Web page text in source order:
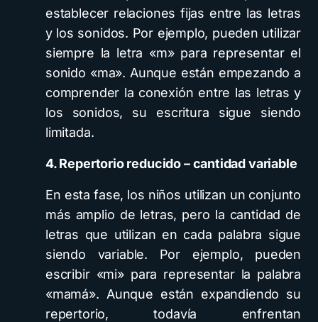
establecer relaciones fijas entre las letras
y los sonidos. Por ejemplo, pueden utilizar
siempre la letra «m» para representar el
sonido «ma». Aunque están empezando a
comprender la conexión entre las letras y
los sonidos, su escritura sigue siendo
limitada.
4. Repertorio reducido – cantidad variable
En esta fase, los niños utilizan un conjunto
más amplio de letras, pero la cantidad de
letras que utilizan en cada palabra sigue
siendo variable. Por ejemplo, pueden
escribir «mi» para representar la palabra
«mamá». Aunque están expandiendo su
repertorio, todavía enfrentan